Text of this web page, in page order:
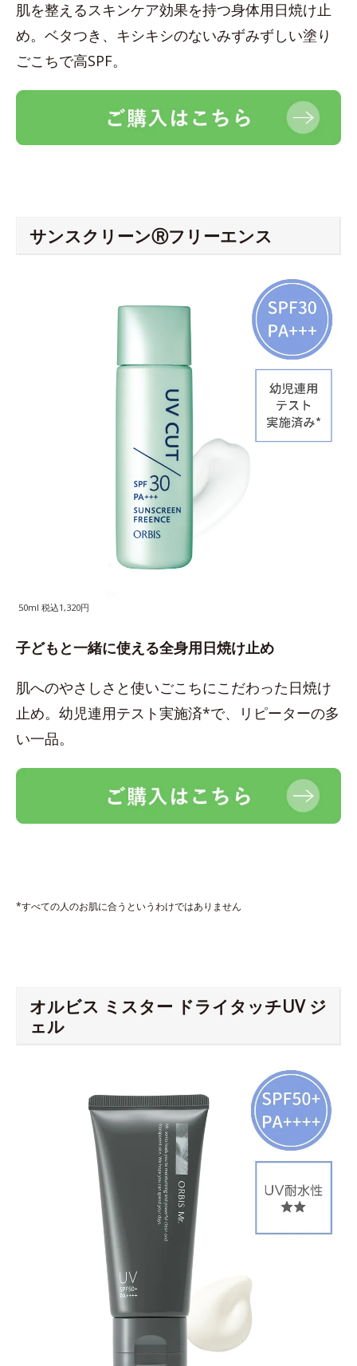
肌を整えるスキンケア効果を持つ身体用日焼け止
め。ベタつき、キシキシのないみずみずしい塗り
ごこちで高SPF。
サンスクリーンⓇフリーエンス
50ml 税込1,320円
子どもと一緒に使える全身用日焼け止め
肌へのやさしさと使いごこちにこだわった日焼け
止め。幼児連用テスト実施済*で、リピーターの多
い一品。
*すべての人のお肌に合うというわけではありません
オルビス ミスター ドライタッチUV ジ
ェル